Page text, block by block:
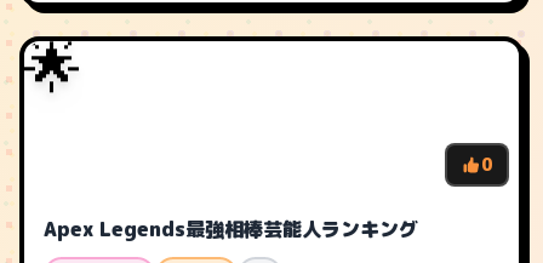
🌟
0
Apex Legends最強相棒芸能人ランキング